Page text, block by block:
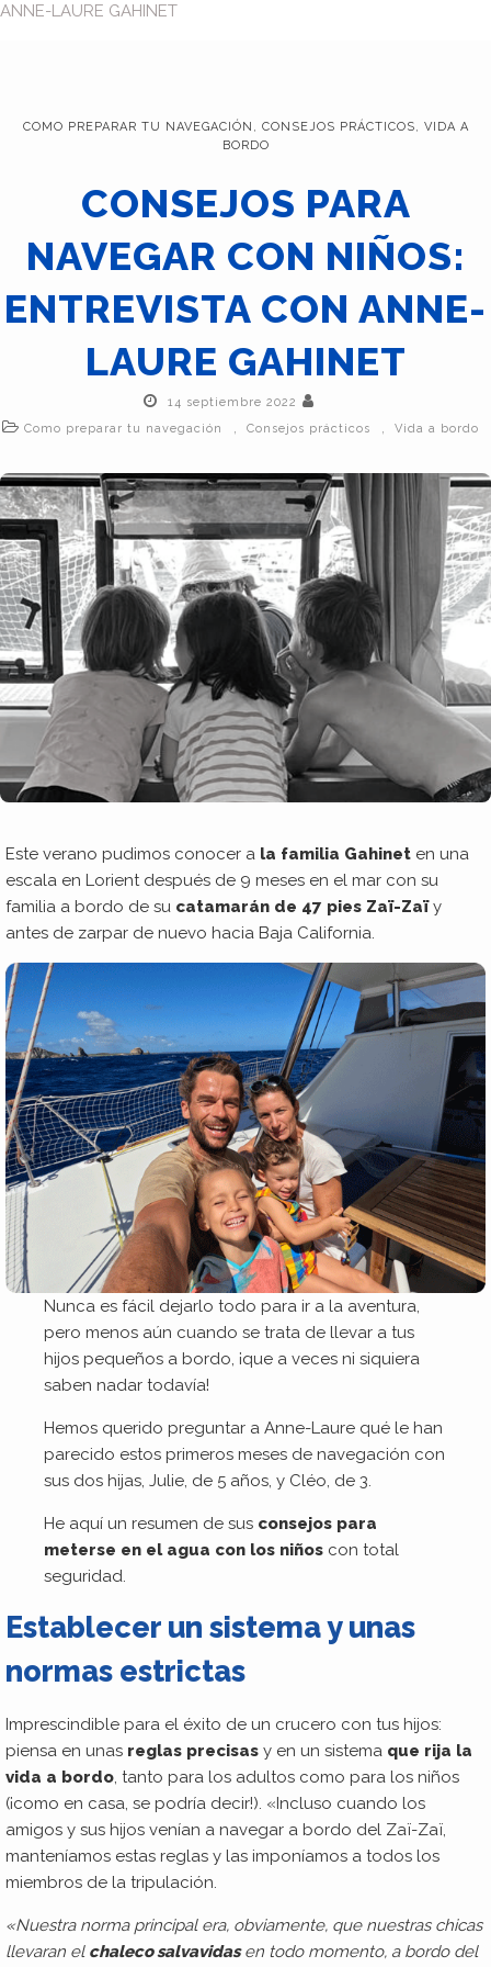
ANNE-LAURE GAHINET
COMO PREPARAR TU NAVEGACIÓN , CONSEJOS PRÁCTICOS, VIDA A
BORDO
CONSEJOS PARA
NAVEGAR CON NIÑOS:
ENTREVISTA CON ANNE-
LAURE GAHINET
14 septiembre 2022
Como preparar tu navegación
Consejos prácticos Vida a bordo
Este verano pudimos conocer a la familia Gahinet en una
escala en Lorient después de 9 meses en el mar con su
familia a bordo de su catamarán de 47 pies Zaï-Zaïy
antes de zarpar de nuevo hacia Baja California.
Nunca es fácil dejarlo todo para ir a la aventura,
pero menos aún cuando se trata de llevar a tus
hijos pequeños a bordo, ¡que a veces ni siquiera
saben nadar todavía!
Hemos querido preguntar a Anne-Laure qué le han
parecido estos primeros meses de navegación con
sus dos hijas, Julie, de 5 años, y Cléo, de 3.
He aquí un resumen de sus consejos para
meterse en el agua con los niños con total
seguridad.
Establecer un sistema y unas
normas estrictas
Imprescindible para el éxito de un crucero con tus hijos:
piensa en unas reglas precisas y en un sistema que rija la
vida a bordo, tanto para los adultos como para los niños
(¡como en casa, se podría decir!). «Incluso cuando los
amigos y sus hijos venían a navegar a bordo del Zaï-Zaï,
manteníamos estas reglas y las imponíamos a todos los
miembros de la tripulación.
«Nuestra norma principal era, obviamente, que nuestras chicas
llevaran el chaleco salvavidasen todo momento, a bordo del